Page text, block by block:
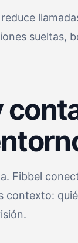
sueltas,
Fibbel
contexto: